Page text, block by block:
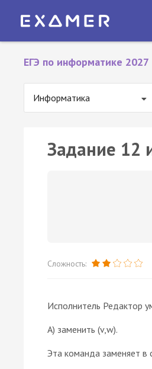
ЕГЭ по информатике 2027
Информатика
Задание 12
Сложность:
Исполнитель Редактор
A) заменить (v,w).
Эта команда заменяет в